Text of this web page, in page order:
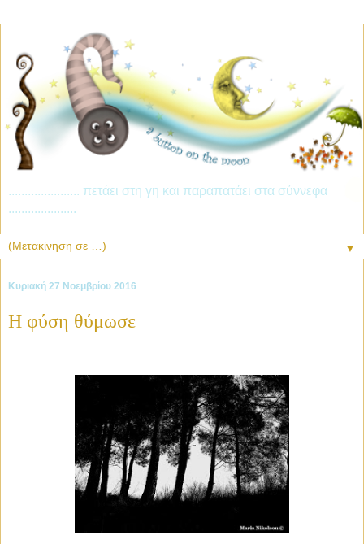
...................... πετάει στη γη και παραπατάει στα σύννεφα
.....................
▼
Κυριακή 27 Νοεμβρίου 2016
Η φύση θύμωσε